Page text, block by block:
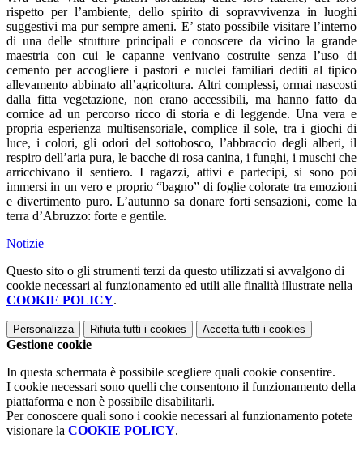
rispetto per l’ambiente, dello spirito di sopravvivenza in luoghi
suggestivi ma pur sempre ameni. E’ stato possibile visitare l’interno
di una delle strutture principali e conoscere da vicino la grande
maestria con cui le capanne venivano costruite senza l’uso di
cemento per accogliere i pastori e nuclei familiari dediti al tipico
allevamento abbinato all’agricoltura. Altri complessi, ormai nascosti
dalla fitta vegetazione, non erano accessibili, ma hanno fatto da
cornice ad un percorso ricco di storia e di leggende. Una vera e
propria esperienza multisensoriale, complice il sole, tra i giochi di
luce, i colori, gli odori del sottobosco, l’abbraccio degli alberi, il
respiro dell’aria pura, le bacche di rosa canina, i funghi, i muschi che
arricchivano il sentiero. I ragazzi, attivi e partecipi, si sono poi
immersi in un vero e proprio “bagno” di foglie colorate tra emozioni
e divertimento puro. L’autunno sa donare forti sensazioni, come la
terra d’Abruzzo: forte e gentile.
Notizie
Questo sito o gli strumenti terzi da questo utilizzati si avvalgono di
cookie necessari al funzionamento ed utili alle finalità illustrate nella
COOKIE POLICY.
Personalizza Rifiuta tutti i cookies Accetta tutti i cookies
Gestione cookie
In questa schermata è possibile scegliere quali cookie consentire.
I cookie necessari sono quelli che consentono il funzionamento della
piattaforma e non è possibile disabilitarli.
Per conoscere quali sono i cookie necessari al funzionamento potete
visionare la COOKIE POLICY.